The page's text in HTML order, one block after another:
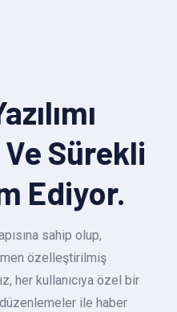
Sürekli
Ediyor.
sahip olup,
özelleştirilmiş
her kullanıcıya özel bir
ile haber